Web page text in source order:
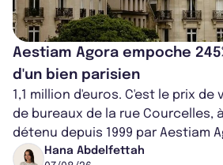
Aestiam Agora empoche
d'un bien parisien
1,1 million d'euros. C'est le prix
de bureaux de la rue Courcelles,
détenu depuis 1999 par Aestiam
cédé avec une plus-value...
Hana Abdelfettah